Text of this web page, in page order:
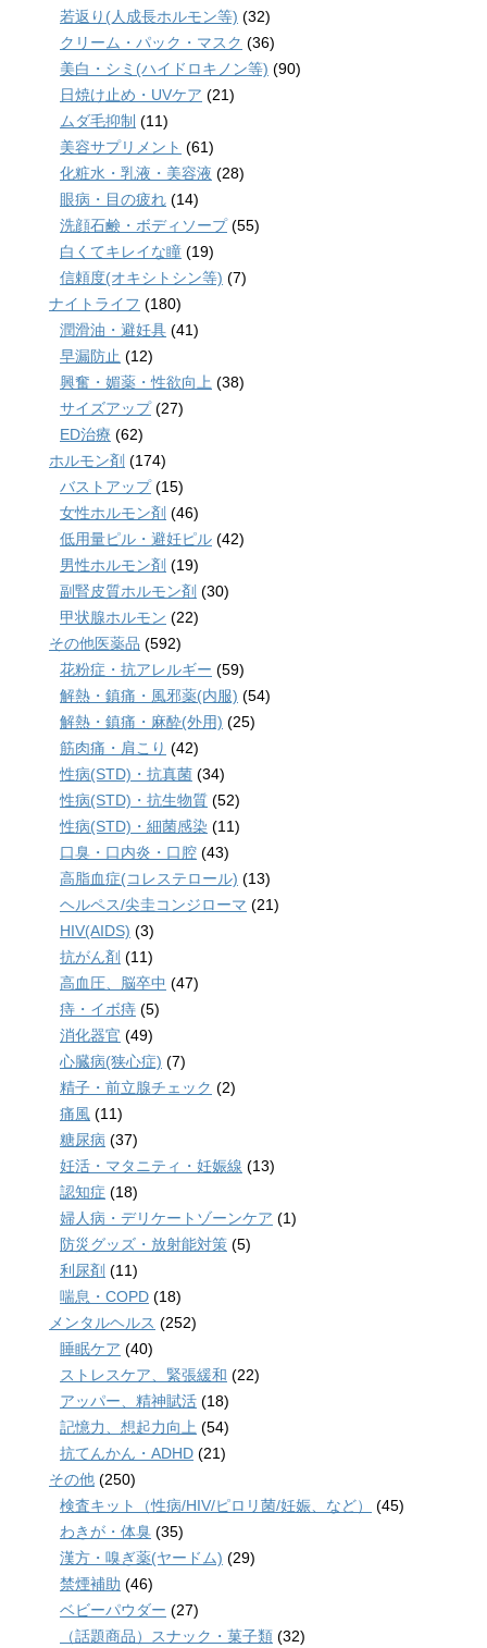
若返り(人成長ホルモン等) (32)
クリーム・パック・マスク (36)
美白・シミ(ハイドロキノン等) (90)
日焼け止め・UVケア (21)
ムダ毛抑制 (11)
美容サプリメント (61)
化粧水・乳液・美容液 (28)
眼病・目の疲れ (14)
洗顔石鹸・ボディソープ(55)
白くてキレイな瞳 (19)
信頼度(オキシトシン等) (7)
ナイトライフ (180)
潤滑油・避妊具 (41)
早漏防止 (12)
興奮・媚薬・性欲向上 (38)
サイズアップ(27)
ED治療 (62)
ホルモン剤 (174)
バストアップ(15)
女性ホルモン剤 (46)
低用量ピル・避妊ピル (42)
男性ホルモン剤 (19)
副腎皮質ホルモン剤 (30)
甲状腺ホルモン (22)
その他医薬品 (592)
花粉症・抗アレルギー (59)
解熱・鎮痛・風邪薬(内服) (54)
解熱・鎮痛・麻酔(外用) (25)
筋肉痛・肩こり (42)
性病(STD)・抗真菌 (34)
性病(STD)・抗生物質 (52)
性病(STD)・細菌感染 (11)
口臭・口内炎・口腔 (43)
高脂血症(コレステロール) (13)
ヘルペス/尖圭コンジローマ (21)
HIV(AIDS) (3)
抗がん剤 (11)
高血圧、脳卒中 (47)
痔・イボ痔 (5)
消化器官 (49)
心臓病(狭心症) (7)
精子・前立腺チェック (2)
痛風 (11)
糖尿病 (37)
妊活・マタニティ・妊娠線 (13)
認知症 (18)
婦人病・デリケートゾーンケア (1)
防災グッズ・放射能対策 (5)
利尿剤 (11)
喘息・COPD (18)
メンタルヘルス (252)
睡眠ケア (40)
ストレスケア、緊張緩和 (22)
アッパー、精神賦活 (18)
記憶力、想起力向上 (54)
抗てんかん・ADHD (21)
その他 (250)
検査キット（性病/HIV/ピロリ菌/妊娠、など）
(45)
わきが・体臭 (35)
漢方・嗅ぎ薬(ヤードム) (29)
禁煙補助 (46)
ベビーパウダー (27)
（話題商品）スナック・菓子類 (32)